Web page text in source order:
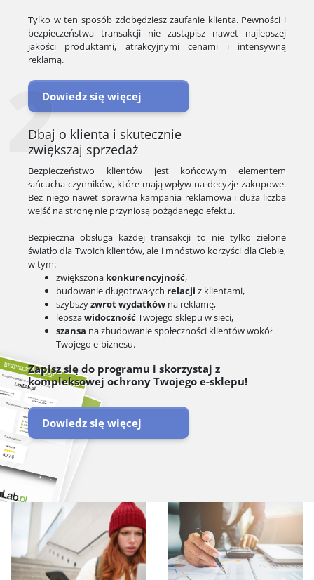
Tylko w ten sposób zdobędziesz zaufanie klienta. Pewności i
bezpieczeństwa transakcji nie zastąpisz nawet najlepszej
jakości produktami, atrakcyjnymi cenami i intensywną
reklamą.
Dowiedz się więcej
2
Dbaj o klienta i skutecznie
zwiększaj sprzedaż
Bezpieczeństwo klientów jest końcowym elementem
łańcucha czynników, które mają wpływ na decyzje zakupowe.
Bez niego nawet sprawna kampania reklamowa i duża liczba
wejść na stronę nie przyniosą pożądanego efektu.
Bezpieczna obsługa każdej transakcji to nie tylko zielone
światło dla Twoich klientów, ale i mnóstwo korzyści dla Ciebie,
w tym:
zwiększona konkurencyjność,
budowanie długotrwałych relacji z klientami,
szybszyzwrot wydatków na reklamę,
lepsza widocznośćTwojego sklepu w sieci,
szansa na zbudowanie społeczności klientów wokół
Twojego e-biznesu.
Zapisz się do programu i skorzystaj z
kompleksowej ochrony Twojego e-sklepu!
Dowiedz się więcej